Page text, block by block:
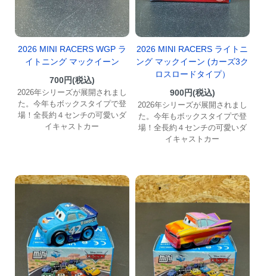
2026 MINI RACERS WGP ラ
イトニング マックイーン
700円(税込)
2026年シリーズが展開されまし
た。今年もボックスタイプで登
場！全長約４センチの可愛いダ
イキャストカー
2026 MINI RACERS ライトニ
ング マックイーン (カーズ3ク
ロスロードタイプ）
900円(税込)
2026年シリーズが展開されまし
た。今年もボックスタイプで登
場！全長約４センチの可愛いダ
イキャストカー